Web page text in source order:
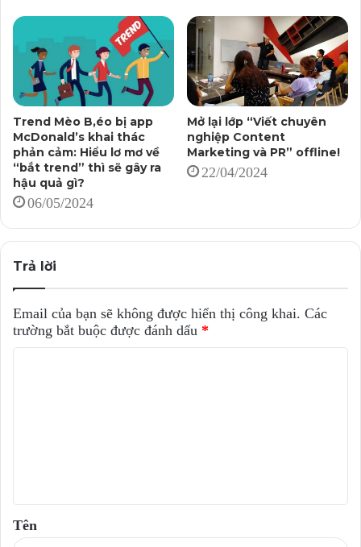
Trend Mèo B,éo bị app
McDonald’s khai thác
phản cảm: Hiểu lơ mơ về
“bắt trend” thì sẽ gây ra
hậu quả gì?
06/05/2024
Mở lại lớp “Viết chuyên
nghiệp Content
Marketing và PR” offline!
22/04/2024
Trả lời
Email của bạn sẽ không được hiển thị công khai. Các
trường bắt buộc được đánh dấu *
ậ
n
Tên